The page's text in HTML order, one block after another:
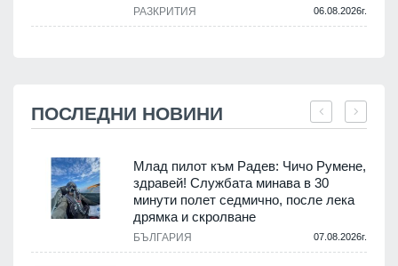
РАЗКРИТИЯ 06.08.2026г.
ПОСЛЕДНИ НОВИНИ
Млад пилот към Радев: Чичо Румене,
здравей! Службата минава в 30
минути полет седмично, после лека
дрямка и скролване
БЪЛГАРИЯ 07.08.2026г.